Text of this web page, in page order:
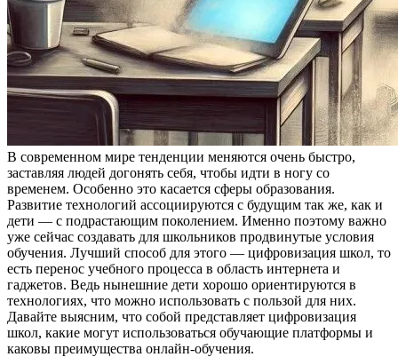
В современном мире тенденции меняются очень быстро,
заставляя людей догонять себя, чтобы идти в ногу со
временем. Особенно это касается сферы образования.
Развитие технологий ассоциируются с будущим так же, как и
дети — с подрастающим поколением. Именно поэтому важно
уже сейчас создавать для школьников продвинутые условия
обучения. Лучший способ для этого — цифровизация школ, то
есть перенос учебного процесса в область интернета и
гаджетов. Ведь нынешние дети хорошо ориентируются в
технологиях, что можно использовать с пользой для них.
Давайте выясним, что собой представляет цифровизация
школ, какие могут использоваться обучающие платформы и
каковы преимущества онлайн-обучения.